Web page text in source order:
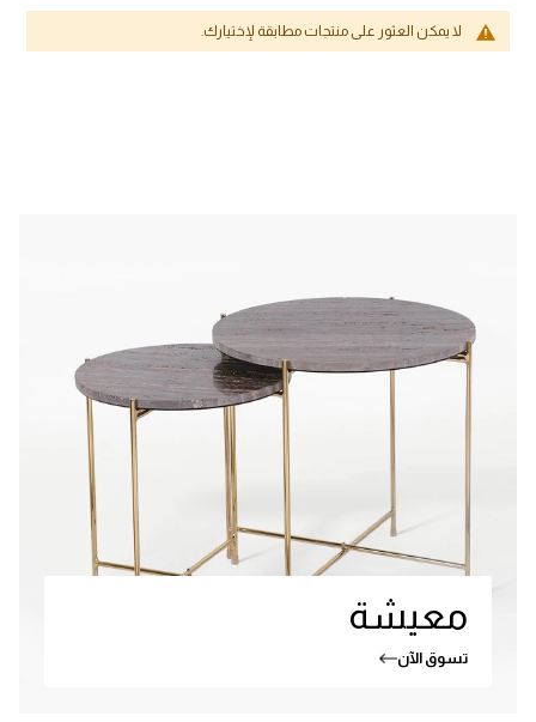
لا يمكن العثور على منتجات مطابقة لإختيارك.
معيشة
تسوق الآن